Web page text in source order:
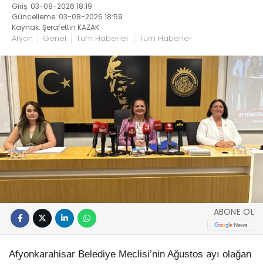
Giriş: 03-08-2026 18:19
Güncelleme: 03-08-2026 18:59
Kaynak: Şerafettin KAZAK
Afyon Genel Tüm Haberler Tüm Haberler
ABONE OL
Afyonkarahisar Belediye Meclisi’nin Ağustos ayı olağan